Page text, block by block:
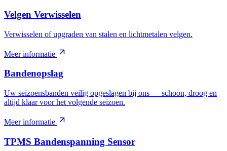
Velgen Verwisselen
Verwisselen of upgraden van stalen en lichtmetalen velgen.
Meer informatie
Bandenopslag
Uw seizoensbanden veilig opgeslagen bij ons — schoon, droog en
altijd klaar voor het volgende seizoen.
Meer informatie
TPMS Bandenspanning Sensor